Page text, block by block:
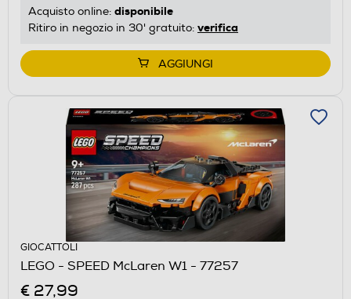
Acquisto online: disponibile
Ritiro in negozio in 30' gratuito: verifica
AGGIUNGI
GIOCATTOLI
LEGO - SPEED McLaren W1 - 77257
€ 27,99